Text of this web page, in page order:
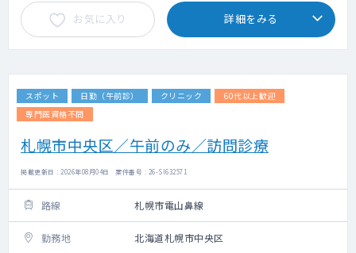
お気に入り 詳細をみる
スポット 日勤（午前診） クリニック
60代以上歓迎
専門医資格不問
札幌市中央区／午前のみ／訪問診療
掲載更新日 : 2026年08月04日 案件番号 : 26-SI632571
路線 札幌市電山鼻線
勤務地 北海道札幌市中央区